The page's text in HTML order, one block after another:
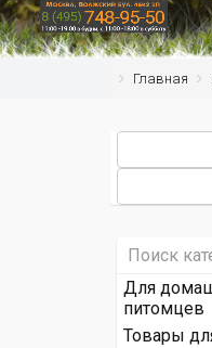
Главная
Для
питомцев
Товары